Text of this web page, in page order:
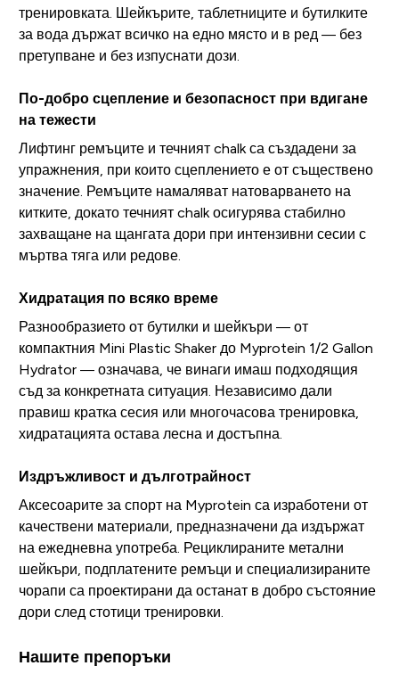
тренировката. Шейкърите, таблетниците и бутилките
за вода държат всичко на едно място и в ред — без
претупване и без изпуснати дози.
По-добро сцепление и безопасност при вдигане
на тежести
Лифтинг ремъците и течният chalk са създадени за
упражнения, при които сцеплението е от съществено
значение. Ремъците намаляват натоварването на
китките, докато течният chalk осигурява стабилно
захващане на щангата дори при интензивни сесии с
мъртва тяга или редове.
Хидратация по всяко време
Разнообразието от бутилки и шейкъри — от
компактния Mini Plastic Shaker до Myprotein 1/2 Gallon
Hydrator — означава, че винаги имаш подходящия
съд за конкретната ситуация. Независимо дали
правиш кратка сесия или многочасова тренировка,
хидратацията остава лесна и достъпна.
Издръжливост и дълготрайност
Аксесоарите за спорт на Myprotein са изработени от
качествени материали, предназначени да издържат
на ежедневна употреба. Рециклираните метални
шейкъри, подплатените ремъци и специализираните
чорапи са проектирани да останат в добро състояние
дори след стотици тренировки.
Нашите препоръки